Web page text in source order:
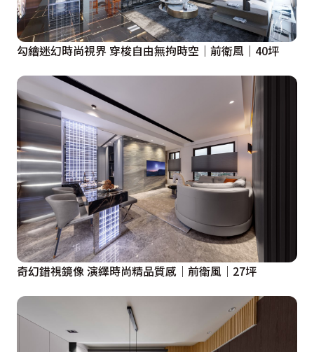
勾繪迷幻時尚視界 穿梭自由無拘時空｜前衛風｜40坪
奇幻錯視鏡像 演繹時尚精品質感｜前衛風｜27坪